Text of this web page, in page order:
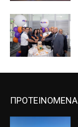
ΠΡΟΤΕΙΝΟΜΕΝΑ